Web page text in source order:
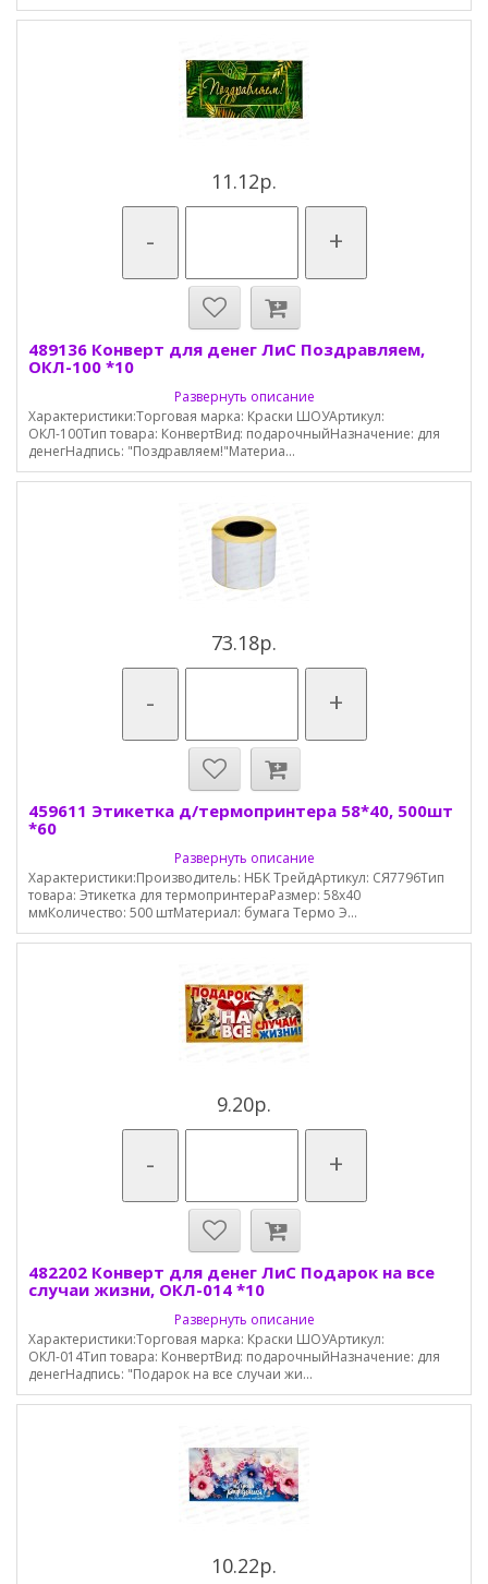
11.12р.
- +
489136 Конверт для денег ЛиС Поздравляем,
ОКЛ-100 *10
Развернуть описание
Характеристики:Торговая марка: Краски ШОУАртикул:
ОКЛ-100Тип товара: КонвертВид: подарочныйНазначение: для
денегНадпись: "Поздравляем!"Материа...
73.18р.
- +
459611 Этикетка д/термопринтера 58*40, 500шт
*60
Развернуть описание
Характеристики:Производитель: НБК ТрейдАртикул: СЯ7796Тип
товара: Этикетка для термопринтераРазмер: 58х40
ммКоличество: 500 штМатериал: бумага Термо Э...
9.20р.
- +
482202 Конверт для денег ЛиС Подарок на все
случаи жизни, ОКЛ-014 *10
Развернуть описание
Характеристики:Торговая марка: Краски ШОУАртикул:
ОКЛ-014Тип товара: КонвертВид: подарочныйНазначение: для
денегНадпись: "Подарок на все случаи жи...
10.22р.